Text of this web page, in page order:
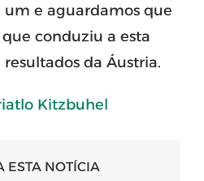
e aguardamos que
conduziu a esta
da Áustria.
Kitzbuhel
ESTA NOTÍCIA